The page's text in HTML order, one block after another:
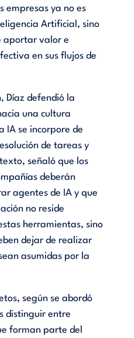
empresas ya no es
Artificial, sino
aportar valor e
en sus flujos de
Díaz defendió la
una cultura
IA se incorpore de
de tareas y
señaló que los
deberán
agentes de IA y que
no reside
herramientas, sino
dejar de realizar
asumidas por la
según se abordó
distinguir entre
forman parte del